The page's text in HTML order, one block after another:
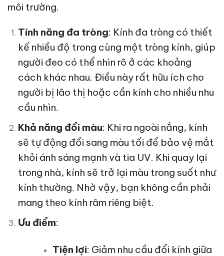
môi trường.
Tính năng đa tròng: Kính đa tròng có thiết
kế nhiều độ trong cùng một tròng kính, giúp
người đeo có thể nhìn rõ ở các khoảng
cách khác nhau. Điều này rất hữu ích cho
người bị lão thị hoặc cần kính cho nhiều nhu
cầu nhìn.
Khả năng đổi màu: Khi ra ngoài nắng, kính
sẽ tự động đổi sang màu tối để bảo vệ mắt
khỏi ánh sáng mạnh và tia UV. Khi quay lại
trong nhà, kính sẽ trở lại màu trong suốt như
kính thường. Nhờ vậy, bạn không cần phải
mang theo kính râm riêng biệt.
Ưu điểm:
Tiện lợi: Giảm nhu cầu đổi kính giữa